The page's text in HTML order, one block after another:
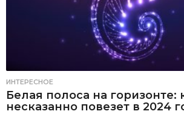
ИНТЕРЕСНОЕ
Белая полоса на горизонте:
несказанно повезет в 2024